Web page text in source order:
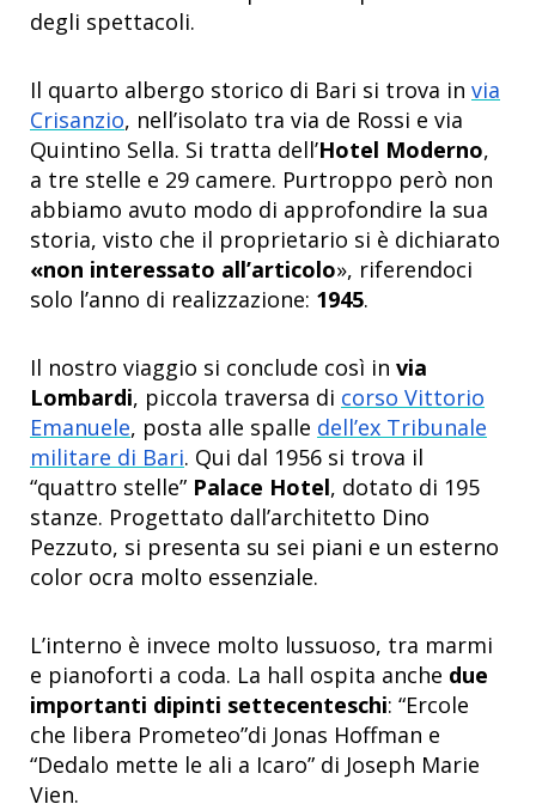
degli spettacoli.
Il quarto albergo storico di Bari si trova in via
Crisanzio, nell’isolato tra via de Rossi e via
Quintino Sella. Si tratta dell’Hotel Moderno,
a tre stelle e 29 camere. Purtroppo però non
abbiamo avuto modo di approfondire la sua
storia, visto che il proprietario si è dichiarato
«non interessato all’articolo», riferendoci
solo l’anno di realizzazione: 1945.
Il nostro viaggio si conclude così in via
Lombardi, piccola traversa di corso Vittorio
Emanuele, posta alle spalle dell’ex Tribunale
militare di Bari. Qui dal 1956 si trova il
“quattro stelle” Palace Hotel, dotato di 195
stanze. Progettato dall’architetto Dino
Pezzuto, si presenta su sei piani e un esterno
color ocra molto essenziale.
L’interno è invece molto lussuoso, tra marmi
e pianoforti a coda. La hall ospita anche due
importanti dipinti settecenteschi: “Ercole
che libera Prometeo”di Jonas Hoffman e
“Dedalo mette le ali a Icaro” di Joseph Marie
Vien.